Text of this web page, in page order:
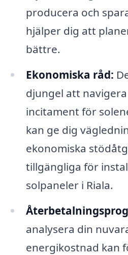
producera och
hjälper dig att
bättre.
Ekonomiska råd:
djungel att
incitament för
kan ge dig
ekonomiska
tillgängliga för
solpaneler i Riala.
analysera din
energikostnad kan